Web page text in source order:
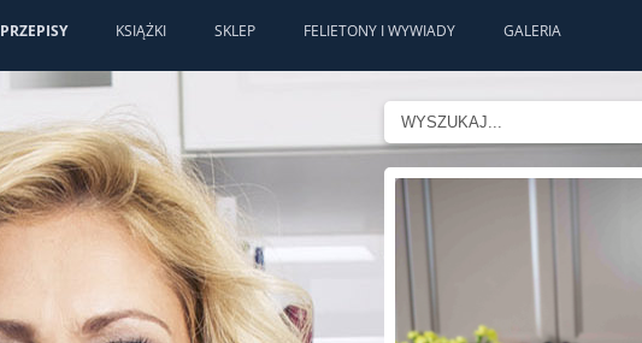
PRZEPISY KSIĄŻKI SKLEP FELIETONY I WYWIADY GALERIA